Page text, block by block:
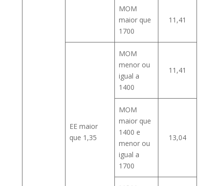
MOM
maior que
1700
11,41
EE maior
que 1,35
MOM
menor ou
igual a
1400
11,41
MOM
maior que
1400 e
menor ou
igual a
1700
13,04